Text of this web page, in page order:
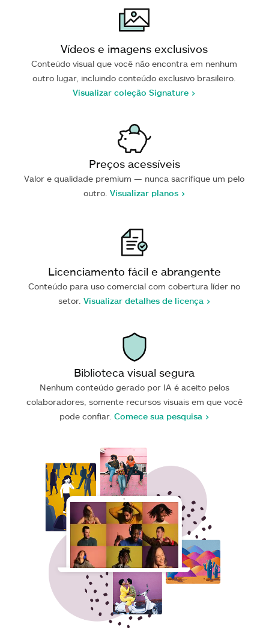
Vídeos e imagens exclusivos
Conteúdo visual que você não encontra em nenhum
outro lugar, incluindo conteúdo exclusivo brasileiro.
Visualizar coleção Signature >
Preços acessíveis
Valor e qualidade premium — nunca sacrifique um pelo
outro. Visualizar planos >
Licenciamento fácil e abrangente
Conteúdo para uso comercial com cobertura líder no
setor. Visualizar detalhes de licença >
Biblioteca visual segura
Nenhum conteúdo gerado por IA é aceito pelos
colaboradores, somente recursos visuais em que você
pode confiar. Comece sua pesquisa >